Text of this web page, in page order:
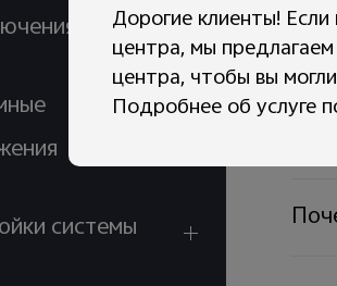
системы
Как
Дорогие клиенты!
центра, мы
центра, чтобы вы
Подробнее об услуге